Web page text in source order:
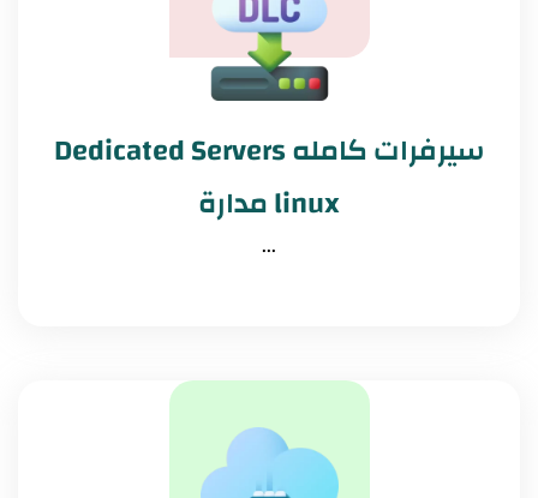
سيرفرات كامله Dedicated Servers
linux مدارة